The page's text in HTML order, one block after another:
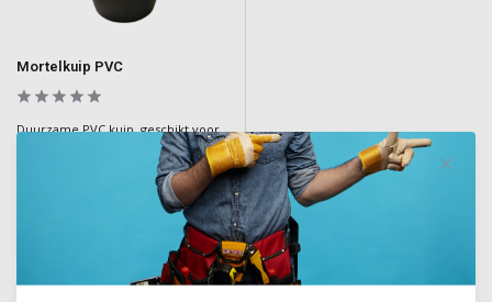
Mortelkuip PVC
Duurzame PVC kuip, geschikt voor
diverse toepassingen in de bouw